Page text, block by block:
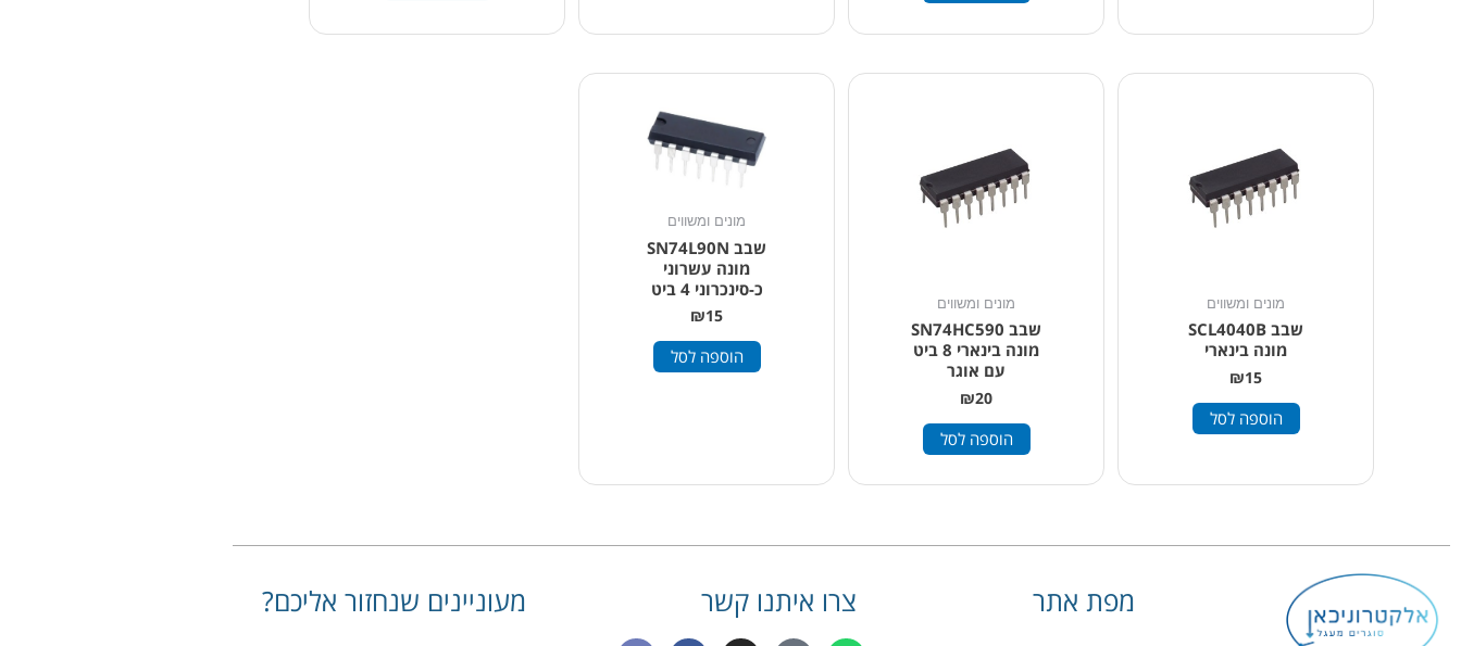
מונים ומשווים
שבב SCL4040B
מונה בינארי
₪15
הוספה לסל
מונים ומשווים
שבב SN74HC590
מונה בינארי 8 ביט
עם אוגר
₪20
הוספה לסל
מונים ומשווים
שבב SN74L90N
מונה עשרוני
כ-סינכרוני 4 ביט
₪15
הוספה לסל
מפת אתר צרו איתנו קשר מעוניינים שנחזור אליכם?